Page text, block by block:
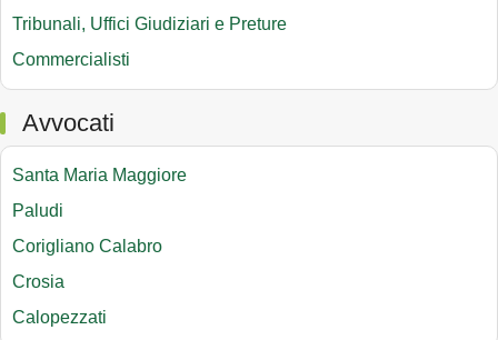
Tribunali, Uffici Giudiziari e Preture
Commercialisti
Avvocati
Santa Maria Maggiore
Paludi
Corigliano Calabro
Crosia
Calopezzati